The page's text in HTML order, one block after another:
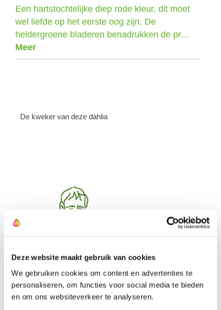
Deze website maakt gebruik van cookies
We gebruiken cookies om content en advertenties te
personaliseren, om functies voor social media te bieden
en om ons websiteverkeer te analyseren.
Een hartstochtelijke diep rode kleur, dit moet
wel liefde op het eerste oog zijn. De
heldergroene bladeren benadrukken de pr…
Meer
De kweker van deze dahlia